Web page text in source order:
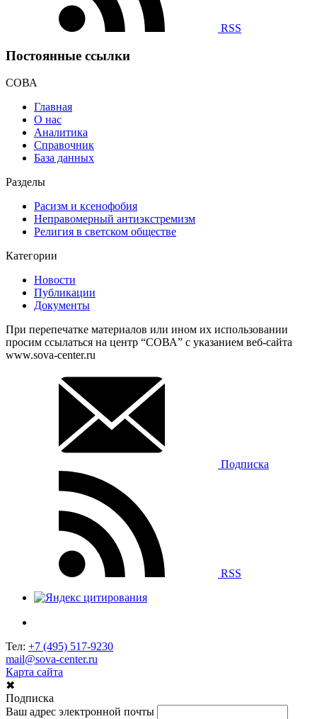
RSS
Постоянные ссылки
СОВА
Главная
О нас
Аналитика
Справочник
База данных
Разделы
Расизм и ксенофобия
Неправомерный антиэкстремизм
Религия в светском обществе
Категории
Новости
Публикации
Документы
При перепечатке материалов или ином их использовании
просим ссылаться на центр “СОВА” с указанием веб-сайта
www.sova-center.ru
Подписка
RSS
Тел: +7 (495) 517-9230
mail@sova-center.ru
Карта сайта
✖
Подписка
Ваш адрес электронной почты